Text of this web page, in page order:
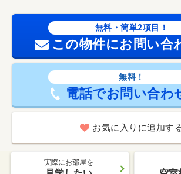
無料・簡単2項目！
この物件にお問い合
無料！
電話でお問い合わ
お気に入りに追加す
実際にお部屋を